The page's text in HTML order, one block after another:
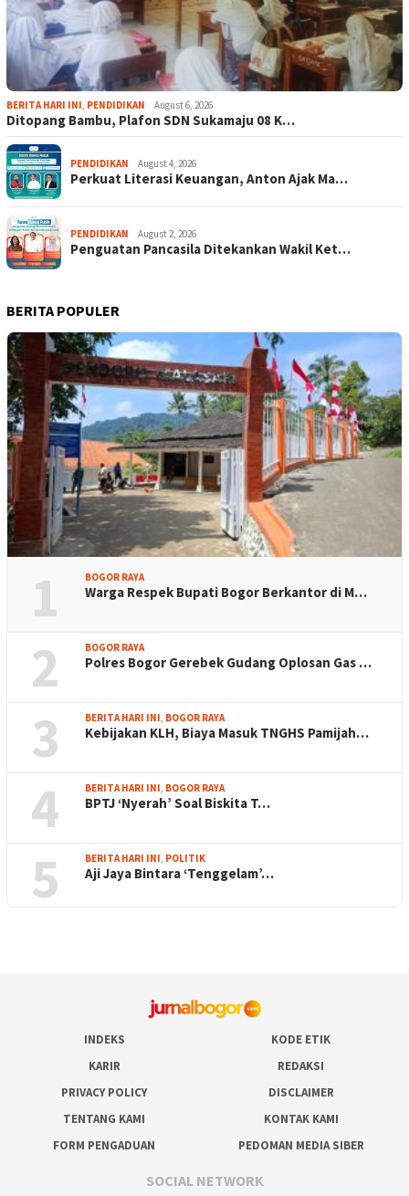
BERITA HARI INI, PENDIDIKAN August 6, 2026
Ditopang Bambu, Plafon SDN Sukamaju 08 K…
PENDIDIKAN August 4, 2026
Perkuat Literasi Keuangan, Anton Ajak Ma…
PENDIDIKAN August 2, 2026
Penguatan Pancasila Ditekankan Wakil Ket…
BERITA POPULER
1 BOGOR RAYA
Warga Respek Bupati Bogor Berkantor di M…
2 BOGOR RAYA
Polres Bogor Gerebek Gudang Oplosan Gas …
3 BERITA HARI INI BOGOR RAYA
Kebijakan KLH, Biaya Masuk TNGHS Pamijah…
4 BERITA HARI INI BOGOR RAYA
BPTJ ‘Nyerah’ Soal Biskita T…
5 BERITA HARI INI POLITIK
Aji Jaya Bintara ‘Tenggelam’…
INDEKS
KODE ETIK
KARIR
REDAKSI
PRIVACY POLICY
DISCLAIMER
TENTANG KAMI
KONTAK KAMI
FORM PENGADUAN
PEDOMAN MEDIA SIBER
SOCIAL NETWORK